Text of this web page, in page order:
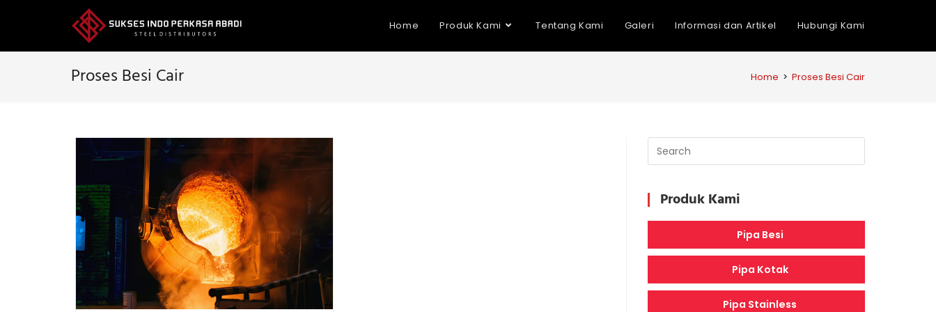
Home Produk Kami Tentang Kami Galeri Informasi dan Artikel Hubungi Kami
Proses Besi Cair Home > Proses Besi Cair
Produk Kami
Pipa Besi
Pipa Kotak
Pipa Stainless